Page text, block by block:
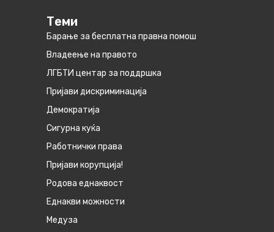
Теми
Барање за бесплатна правна помош
Владеење на правото
ЛГБТИ центар за поддршка
Пријави дискриминација
Демократија
Сигурна куќа
Работнички права
Пријави корупција!
Родова еднаквост
Eднакви можности
Медуза